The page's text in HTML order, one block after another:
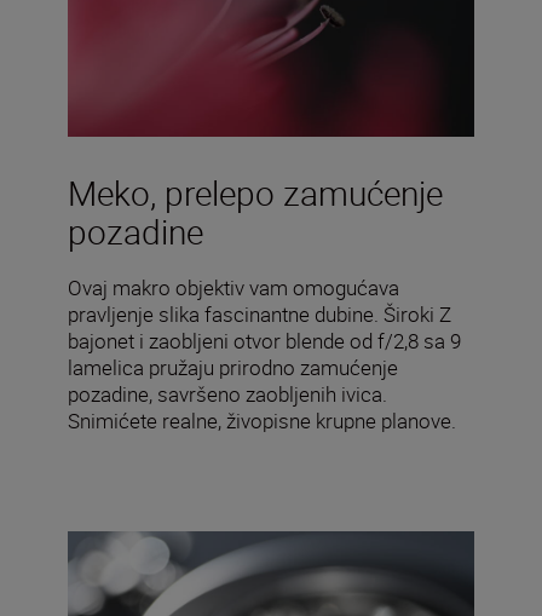
Meko, prelepo zamućenje
pozadine
Ovaj makro objektiv vam omogućava
pravljenje slika fascinantne dubine. Široki Z
bajonet i zaobljeni otvor blende od f/2,8 sa 9
lamelica pružaju prirodno zamućenje
pozadine, savršeno zaobljenih ivica.
Snimićete realne, živopisne krupne planove.